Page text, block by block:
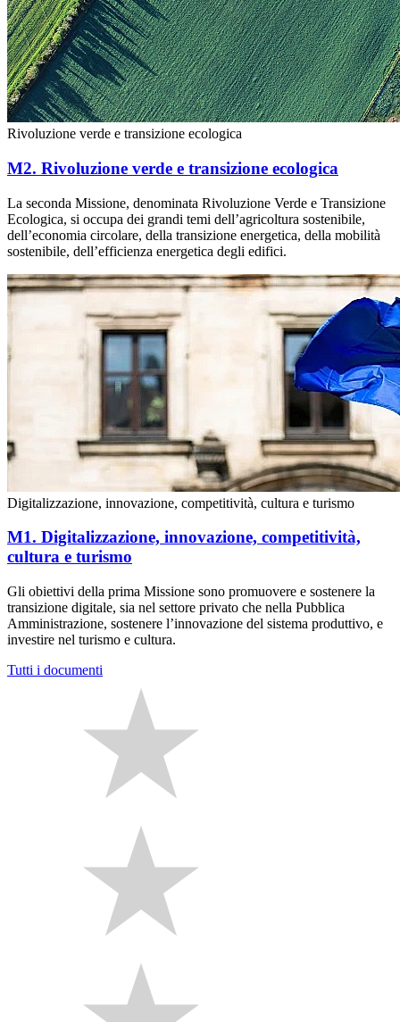
Rivoluzione verde e transizione ecologica
M2. Rivoluzione verde e transizione ecologica
La seconda Missione, denominata Rivoluzione Verde e Transizione
Ecologica, si occupa dei grandi temi dell’agricoltura sostenibile,
dell’economia circolare, della transizione energetica, della mobilità
sostenibile, dell’efficienza energetica degli edifici.
Digitalizzazione, innovazione, competitività, cultura e turismo
M1. Digitalizzazione, innovazione, competitività,
cultura e turismo
Gli obiettivi della prima Missione sono promuovere e sostenere la
transizione digitale, sia nel settore privato che nella Pubblica
Amministrazione, sostenere l’innovazione del sistema produttivo, e
investire nel turismo e cultura.
Tutti i documenti